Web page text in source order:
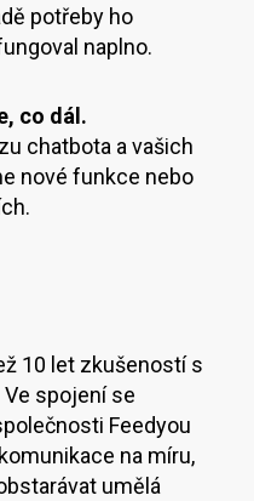
potřeby ho
naplno.
co dál.
chatbota a vašich
nové funkce nebo
10 let zkušeností s
spojení se
Feedyou
na míru,
umělá